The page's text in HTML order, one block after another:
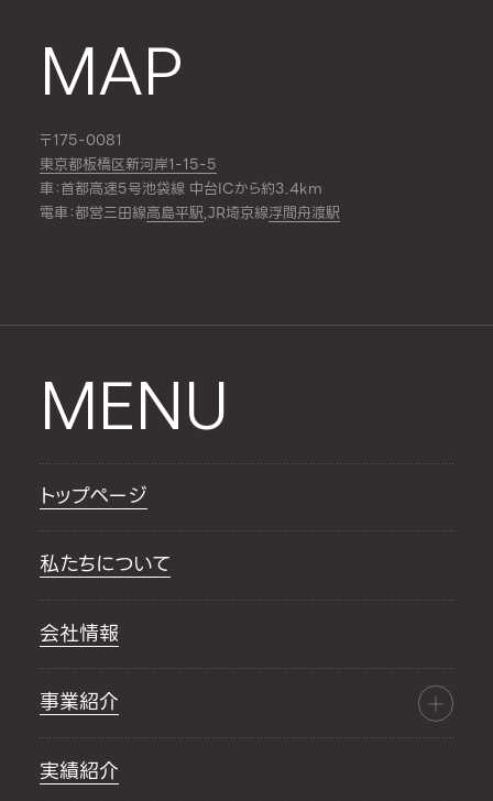
MAP
〒175-0081
東京都板橋区新河岸1-15-5
車：首都高速5号池袋線 中台ICから約3.4km
電車：都営三田線高島平駅,JR埼京線浮間舟渡駅
MENU
トップページ
私たちについて
会社情報
事業紹介
実績紹介